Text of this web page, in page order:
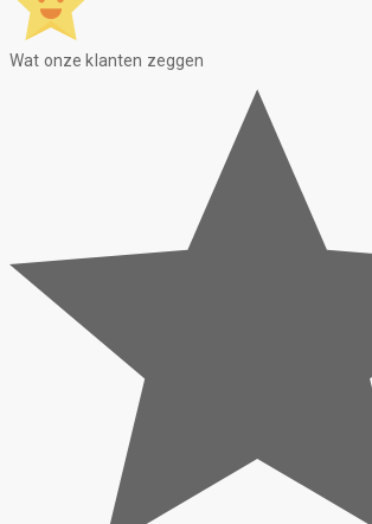
Wat onze klanten zeggen